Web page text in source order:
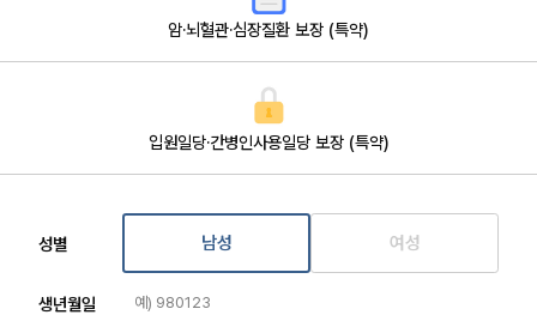
암·뇌혈관·심장질환 보장 (특약)
입원일당·간병인사용일당 보장 (특약)
성별 남성 여성
생년월일